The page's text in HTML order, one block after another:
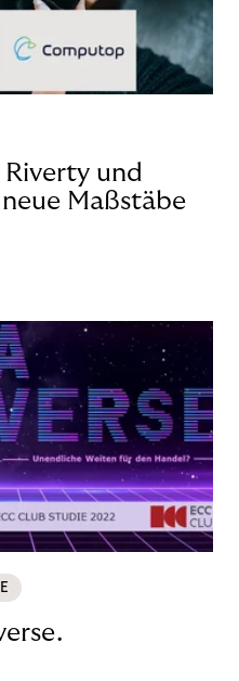
Riverty und
Maßstäbe